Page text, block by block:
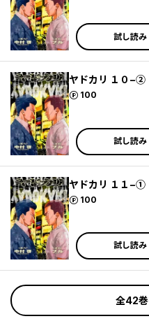
試し読み
ヤドカリ １０−②
100
ポイント
試し読み
ヤドカリ １１−①
100
ポイント
試し読み
全42